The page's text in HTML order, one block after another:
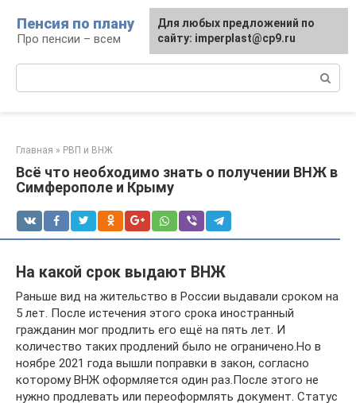
контенту
Пенсия по плану
Про пенсии – всем
Главная » РВП и ВНЖ
Всё что необходимо знать о получении ВНЖ в
Симферополе и Крыму
На какой срок выдают ВНЖ
Раньше вид на жительство в России выдавали сроком на
5 лет. После истечения этого срока иностранный
гражданин мог продлить его ещё на пять лет. И
количество таких продлений было не ограничено.Но в
ноябре 2021 года вышли поправки в закон, согласно
которому ВНЖ оформляется один раз.После этого не
нужно продлевать или переоформлять документ. Статус
Для любых предложений по
сайту: imperplast@cp9.ru